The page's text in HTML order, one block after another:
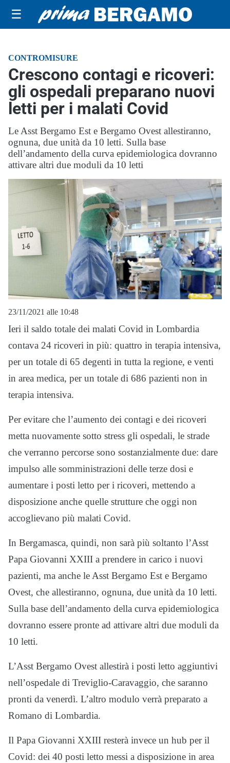
☰
CONTROMISURE
Crescono contagi e ricoveri:
gli ospedali preparano nuovi
letti per i malati Covid
Le Asst Bergamo Est e Bergamo Ovest allestiranno,
ognuna, due unità da 10 letti. Sulla base
dell’andamento della curva epidemiologica dovranno
attivare altri due moduli da 10 letti
23/11/2021 alle 10:48
Ieri il saldo totale dei malati Covid in Lombardia
contava 24 ricoveri in più: quattro in terapia intensiva,
per un totale di 65 degenti in tutta la regione, e venti
in area medica, per un totale di 686 pazienti non in
terapia intensiva.
Per evitare che l’aumento dei contagi e dei ricoveri
metta nuovamente sotto stress gli ospedali, le strade
che verranno percorse sono sostanzialmente due: dare
impulso alle somministrazioni delle terze dosi e
aumentare i posti letto per i ricoveri, mettendo a
disposizione anche quelle strutture che oggi non
accoglievano più malati Covid.
In Bergamasca, quindi, non sarà più soltanto l’Asst
Papa Giovanni XXIII a prendere in carico i nuovi
pazienti, ma anche le Asst Bergamo Est e Bergamo
Ovest, che allestiranno, ognuna, due unità da 10 letti.
Sulla base dell’andamento della curva epidemiologica
dovranno essere pronte ad attivare altri due moduli da
10 letti.
L’Asst Bergamo Ovest allestirà i posti letto aggiuntivi
nell’ospedale di Treviglio-Caravaggio, che saranno
pronti da venerdì. L’altro modulo verrà preparato a
Romano di Lombardia.
Il Papa Giovanni XXIII resterà invece un hub per il
Covid: dei 40 posti letto messi a disposizione in area